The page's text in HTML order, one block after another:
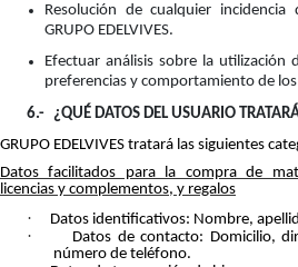
Resolución de cualquier
GRUPO EDELVIVES.
Efectuar análisis sobre la utilización
preferencias y comportamiento de
6.- ¿QUÉ DATOS DEL USUARIO
GRUPO EDELVIVES tratará las siguientes
Datos facilitados para la compra de
licencias y complementos, y regalos
· Datos identificativos: Nombre,
·
Datos de contacto: Domicilio,
número de teléfono.